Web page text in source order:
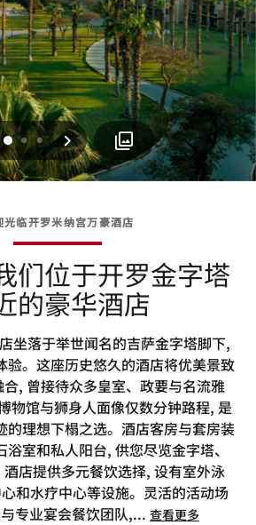
页
012 下一页
光临开罗米纳宫万豪酒店
们位于开罗金字塔
的豪华酒店
坐落于举世闻名的吉萨金字塔脚下,
验。这座历史悠久的酒店将优美景致
, 曾接待众多皇室、政要与名流雅
物馆与狮身人面像仅数分钟路程, 是
的理想下榻之选。酒店客房与套房装
室和私人阳台, 供您尽览金字塔、
店提供多元餐饮选择, 设有室外泳
和水疗中心等设施。灵活的活动场
专业宴会餐饮团队,... 查看更多